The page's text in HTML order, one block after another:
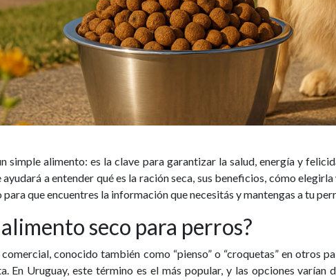
simple alimento: es la clave para garantizar la salud, energía y
a entender qué es la ración seca, sus beneficios, cómo
que encuentres la información que necesitás y mantengas a tu
seco para perros?
conocido también como “pienso” o “croquetas” en otros
En Uruguay, este término es el más popular, y las opciones varían